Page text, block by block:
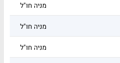
מניה חו"ל
מניה חו"ל
מניה חו"ל